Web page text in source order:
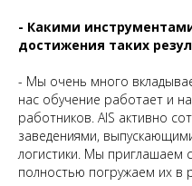
- Какими
достижения таких
- Мы очень много
нас обучение работает и
работников. AIS активно
заведениями,
логистики. Мы приглашаем
полностью погружаем их в